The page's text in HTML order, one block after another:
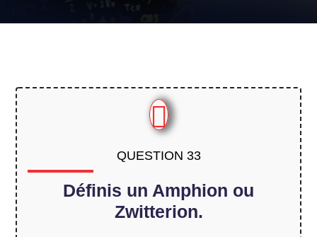
QUESTION 33
Définis un Amphion ou
Zwitterion.